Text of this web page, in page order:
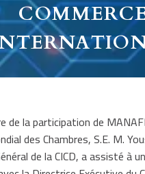
de la participation de
des Chambres, S.E. M.
de la CICD, a assisté à